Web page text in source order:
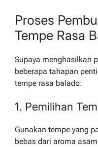
Proses
Tempe Rasa
Supaya menghasilkan
beberapa tahapan
tempe rasa balado:
1. Pemilihan
Gunakan tempe yang
bebas dari aroma